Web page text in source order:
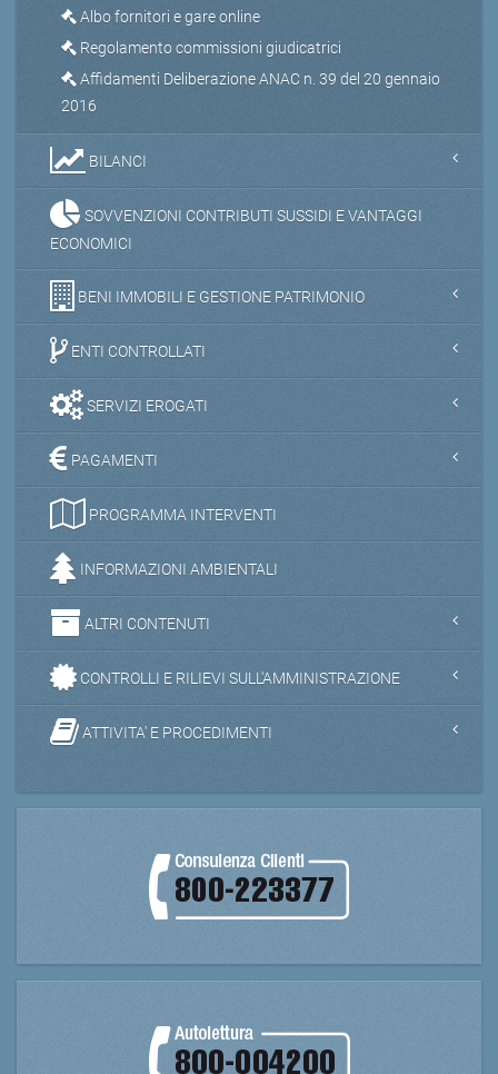
Albo fornitori e gare online
Regolamento commissioni giudicatrici
Affidamenti Deliberazione ANAC n. 39 del 20 gennaio
2016
BILANCI
SOVVENZIONI CONTRIBUTI SUSSIDI E VANTAGGI
ECONOMICI
BENI IMMOBILI E GESTIONE PATRIMONIO
ENTI CONTROLLATI
SERVIZI EROGATI
PAGAMENTI
PROGRAMMA INTERVENTI
INFORMAZIONI AMBIENTALI
ALTRI CONTENUTI
CONTROLLI E RILIEVI SULL'AMMINISTRAZIONE
ATTIVITA' E PROCEDIMENTI